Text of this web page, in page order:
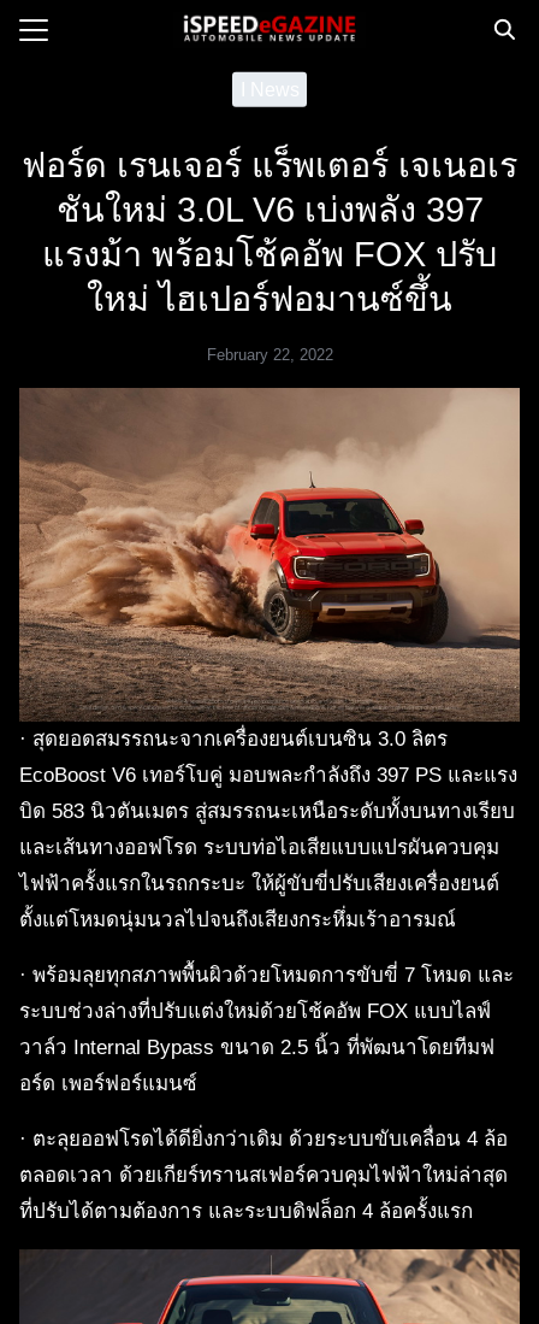
I News
ฟอร์ด เรนเจอร์ แร็พเตอร์ เจเนอเร
ชันใหม่ 3.0L V6 เบ่งพลัง 397
แรงม้า พร้อมโช้คอัพ FOX ปรับ
ใหม่ ไฮเปอร์ฟอมานซ์ขึ้น
February 22, 2022
· สุดยอดสมรรถนะจากเครื่องยนต์เบนซิน 3.0 ลิตร
EcoBoost V6 เทอร์โบคู่ มอบพละกำลังถึง 397 PS และแรง
บิด 583 นิวตันเมตร สู่สมรรถนะเหนือระดับทั้งบนทางเรียบ
และเส้นทางออฟโรด ระบบท่อไอเสียแบบแปรผันควบคุม
ไฟฟ้าครั้งแรกในรถกระบะ ให้ผู้ขับขี่ปรับเสียงเครื่องยนต์
ตั้งแต่โหมดนุ่มนวลไปจนถึงเสียงกระหึ่มเร้าอารมณ์
· พร้อมลุยทุกสภาพพื้นผิวด้วยโหมดการขับขี่ 7 โหมด และ
ระบบช่วงล่างที่ปรับแต่งใหม่ด้วยโช้คอัพ FOX แบบไลฟ์
วาล์ว Internal Bypass ขนาด 2.5 นิ้ว ที่พัฒนาโดยทีมฟ
อร์ด เพอร์ฟอร์แมนซ์
· ตะลุยออฟโรดได้ดียิ่งกว่าเดิม ด้วยระบบขับเคลื่อน 4 ล้อ
ตลอดเวลา ด้วยเกียร์ทรานสเฟอร์ควบคุมไฟฟ้าใหม่ล่าสุด
ที่ปรับได้ตามต้องการ และระบบดิฟล็อก 4 ล้อครั้งแรก